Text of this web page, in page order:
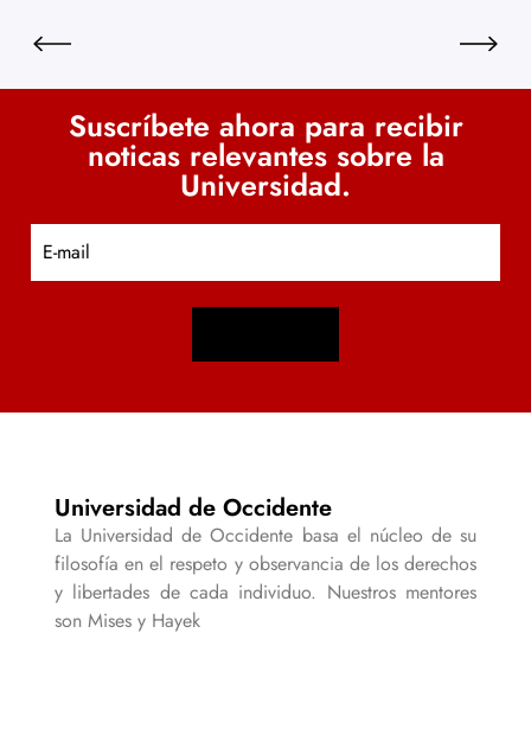
Suscríbete ahora para recibir
noticas relevantes sobre la
Universidad.
Universidad de Occidente
La Universidad de Occidente basa el núcleo de su
filosofía en el respeto y observancia de los derechos
y libertades de cada individuo. Nuestros mentores
son Mises y Hayek